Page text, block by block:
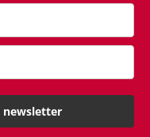
kategoriju štednje
u drugom
newsletter